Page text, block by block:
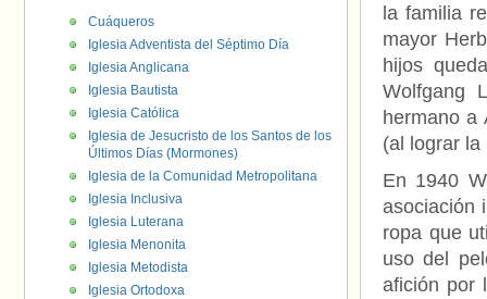
la familia
mayor
hijos
Wolfgang
hermano a
(al lograr
En 1940
asociación
ropa que
uso del
afición por
Cuáqueros
Iglesia Adventista del Séptimo Día
Iglesia Anglicana
Iglesia Bautista
Iglesia Católica
Iglesia de Jesucristo de los Santos de los
Últimos Días (Mormones)
Iglesia de la Comunidad Metropolitana
Iglesia Inclusiva
Iglesia Luterana
Iglesia Menonita
Iglesia Metodista
Iglesia Ortodoxa